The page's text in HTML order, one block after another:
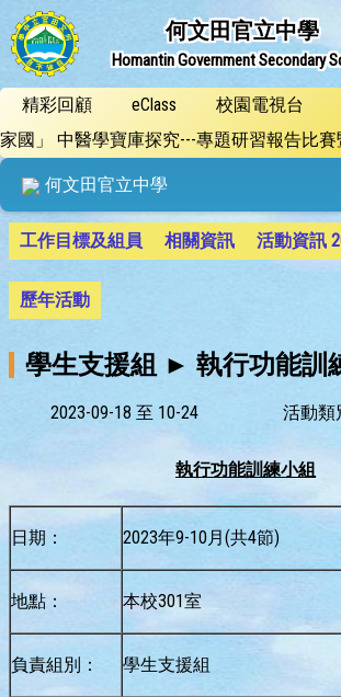
何文田官立中學
Homantin Government Secondary
精彩回顧 eClass 校園電視台
家國」 中醫學寶庫探究---專題研習報告比
何文田官立中學
工作目標及組員 相關資訊 活動資訊
歷年活動
學生支援組 ► 執行功能訓
2023-09-18 至 10-24 活動類
執行功能訓練小組
日期： 2023年9-10月(共4節)
地點： 本校301室
負責組別： 學生支援組